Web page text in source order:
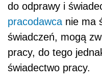
do odprawy i
pracodawca nie ma
świadczeń, mogą
pracy, do tego
świadectwo pracy.